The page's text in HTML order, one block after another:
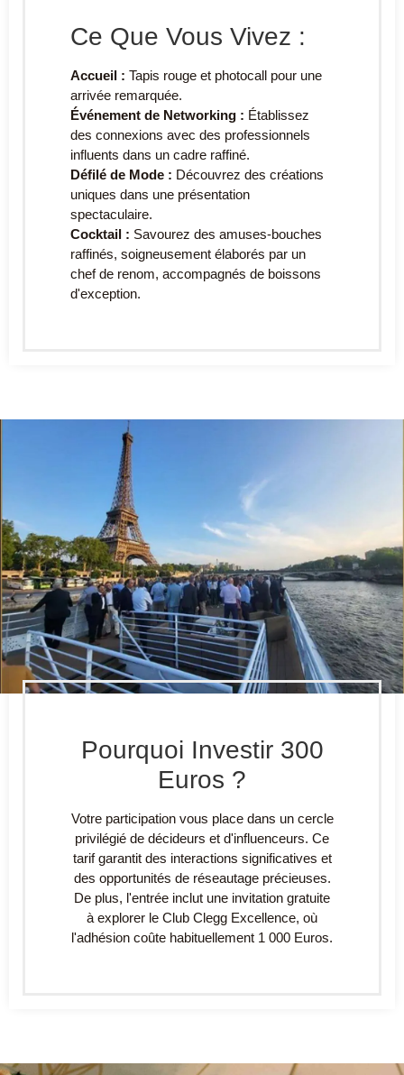
Ce Que Vous Vivez :
Accueil : Tapis rouge et photocall pour une
arrivée remarquée.
Événement de Networking : Établissez
des connexions avec des professionnels
influents dans un cadre raffiné.
Défilé de Mode : Découvrez des créations
uniques dans une présentation
spectaculaire.
Cocktail : Savourez des amuses-bouches
raffinés, soigneusement élaborés par un
chef de renom, accompagnés de boissons
d'exception.
Pourquoi Investir 300
Euros ?
Votre participation vous place dans un cercle
privilégié de décideurs et d'influenceurs. Ce
tarif garantit des interactions significatives et
des opportunités de réseautage précieuses.
De plus, l'entrée inclut une invitation gratuite
à explorer le Club Clegg Excellence, où
l'adhésion coûte habituellement 1 000 Euros.